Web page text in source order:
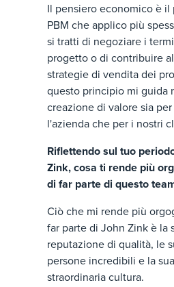
Il pensiero economico è
PBM che applico più
si tratti di negoziare i
progetto o di contribuire
strategie di vendita dei
questo principio mi guida
creazione di valore sia per
l'azienda che per i nostri
Riflettendo sul tuo
Zink, cosa ti rende più
di far parte di questo
Ciò che mi rende più
far parte di John Zink è la
reputazione di qualità, le
persone incredibili e la sua
straordinaria cultura.